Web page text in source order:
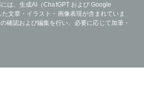
は、生成AI（ChatGPT および Google
文章・イラスト・画像表現が含まれていま
確認および編集を行い、必要に応じて加筆・